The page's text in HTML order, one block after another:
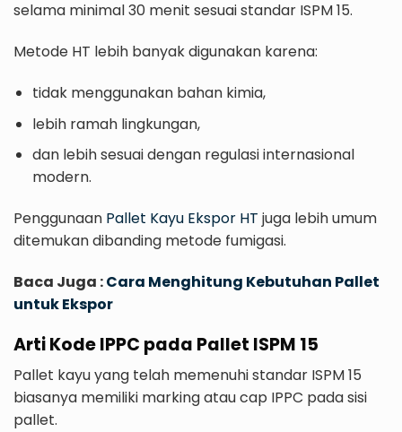
selama minimal 30 menit sesuai standar ISPM 15.
Metode HT lebih banyak digunakan karena:
tidak menggunakan bahan kimia,
lebih ramah lingkungan,
dan lebih sesuai dengan regulasi internasional
modern.
Penggunaan Pallet Kayu Ekspor HT juga lebih umum
ditemukan dibanding metode fumigasi.
Baca Juga :Cara Menghitung Kebutuhan Pallet
untuk Ekspor
Arti Kode IPPC pada Pallet ISPM 15
Pallet kayu yang telah memenuhi standar ISPM 15
biasanya memiliki marking atau cap IPPC pada sisi
pallet.